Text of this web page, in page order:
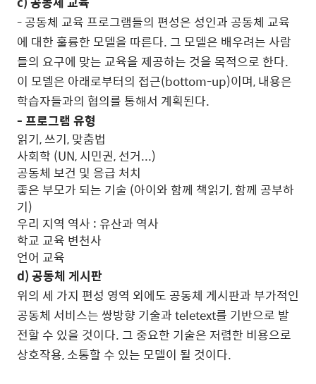
- 공동체 교육 프로그램들의 편성은 성인과 공동체 교육
에 대한 훌륭한 모델을 따른다. 그 모델은 배우려는 사람
들의 요구에 맞는 교육을 제공하는 것을 목적으로 한다.
이 모델은 아래로부터의 접근(bottom-up)이며, 내용은
학습자들과의 협의를 통해서 계획된다.
- 프로그램 유형
읽기, 쓰기, 맞춤법
사회학 (UN, 시민권, 선거...)
공동체 보건 및 응급 처치
좋은 부모가 되는 기술 (아이와 함께 책읽기, 함께 공부하
기)
우리 지역 역사 : 유산과 역사
학교 교육 변천사
언어 교육
d) 공동체 게시판
위의 세 가지 편성 영역 외에도 공동체 게시판과 부가적인
공동체 서비스는 쌍방향 기술과 teletext를 기반으로 발
전할 수 있을 것이다. 그 중요한 기술은 저렴한 비용으로
상호작용, 소통할 수 있는 모델이 될 것이다.